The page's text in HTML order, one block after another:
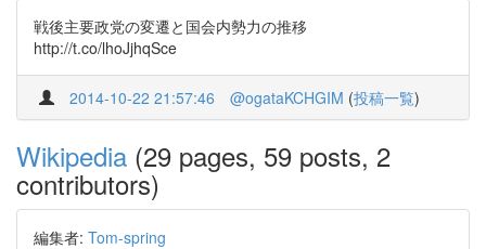
戦後主要政党の変遷と国会内勢力の推移
http://t.co/lhoJjhqSce
2014-10-22 21:57:46 @ogataKCHGIM (投稿一覧)
Wikipedia (29 pages, 59 posts, 2
contributors)
編集者: Tom-spring